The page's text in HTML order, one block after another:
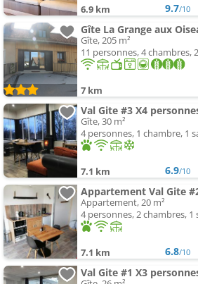
6.9 km 9.7/10
Gîte La Grange aux
Gîte, 205 m²
11 personnes, 4 chambres,
7 km
Val Gite #3 X4
Gîte, 30 m²
4 personnes, 1 chambre, 1
7.1 km 6.9/10
Appartement, 20 m²
4 personnes, 2 chambres, 1
7.1 km 6.8/10
Val Gite #1 X3